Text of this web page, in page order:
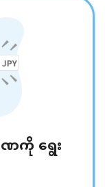
ဏကို ရွေး